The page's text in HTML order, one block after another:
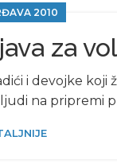
2010
za
i devojke koji
na pripremi